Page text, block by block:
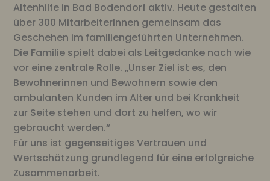
Altenhilfe in Bad Bodendorf aktiv. Heute gestalten
über 300 MitarbeiterInnen gemeinsam das
Geschehen im familiengeführten Unternehmen.
Die Familie spielt dabei als Leitgedanke nach wie
vor eine zentrale Rolle. „Unser Ziel ist es, den
Bewohnerinnen und Bewohnern sowie den
ambulanten Kunden im Alter und bei Krankheit
zur Seite stehen und dort zu helfen, wo wir
gebraucht werden.“
Für uns ist gegenseitiges Vertrauen und
Wertschätzung grundlegend für eine erfolgreiche
Zusammenarbeit.